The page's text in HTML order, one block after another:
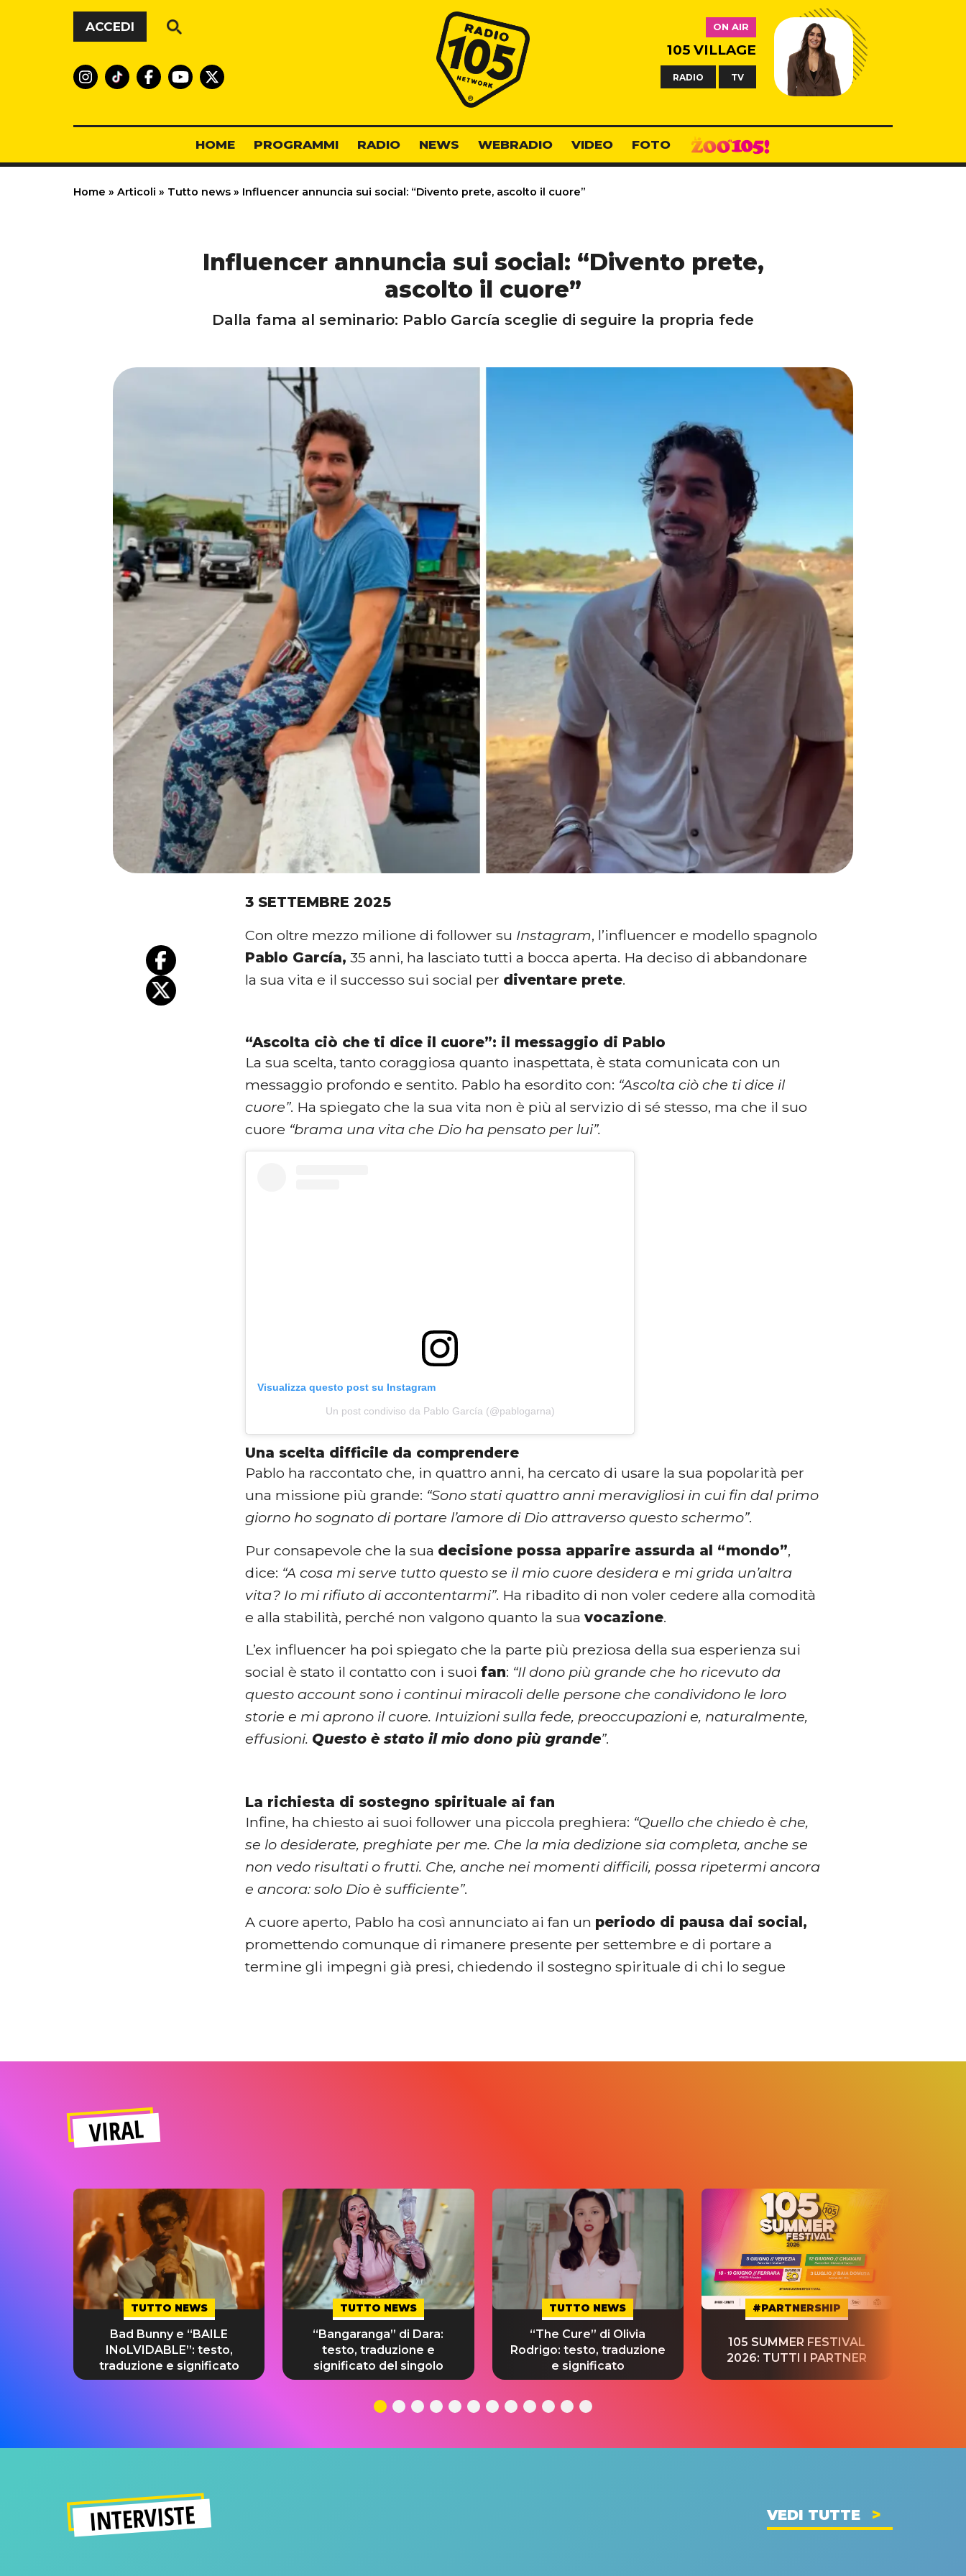
Vai al contenuto
ACCEDI
Radio 105
ON AIR
105 VILLAGE
RADIO TV
HOME PROGRAMMI RADIO NEWS WEBRADIO VIDEO FOTO
Home » Articoli » Tutto news » Influencer annuncia sui social: “Divento prete, ascolto il cuore”
Influencer annuncia sui social: “Divento prete,
ascolto il cuore”
Dalla fama al seminario: Pablo García sceglie di seguire la propria fede
3 SETTEMBRE 2025
Con oltre mezzo milione di follower su Instagram, l’influencer e modello spagnolo
Pablo García, 35 anni, ha lasciato tutti a bocca aperta. Ha deciso di abbandonare
la sua vita e il successo sui social per diventare prete.
“Ascolta ciò che ti dice il cuore”: il messaggio di Pablo
La sua scelta, tanto coraggiosa quanto inaspettata, è stata comunicata con un
messaggio profondo e sentito. Pablo ha esordito con: “Ascolta ciò che ti dice il
cuore”. Ha spiegato che la sua vita non è più al servizio di sé stesso, ma che il suo
cuore “brama una vita che Dio ha pensato per lui”.
Visualizza questo post su Instagram
Un post condiviso da Pablo García (@pablogarna)
Una scelta difficile da comprendere
Pablo ha raccontato che, in quattro anni, ha cercato di usare la sua popolarità per
una missione più grande: “Sono stati quattro anni meravigliosi in cui fin dal primo
giorno ho sognato di portare l’amore di Dio attraverso questo schermo”.
Pur consapevole che la sua decisione possa apparire assurda al “mondo”,
dice: “A cosa mi serve tutto questo se il mio cuore desidera e mi grida un’altra
vita? Io mi rifiuto di accontentarmi”. Ha ribadito di non voler cedere alla comodità
e alla stabilità, perché non valgono quanto la suavocazione.
L’ex influencer ha poi spiegato che la parte più preziosa della sua esperienza sui
social è stato il contatto con i suoifan: “Il dono più grande che ho ricevuto da
questo account sono i continui miracoli delle persone che condividono le loro
storie e mi aprono il cuore. Intuizioni sulla fede, preoccupazioni e, naturalmente,
effusioni. Questo è stato il mio dono più grande”.
La richiesta di sostegno spirituale ai fan
Infine, ha chiesto ai suoi follower una piccola preghiera: “Quello che chiedo è che,
se lo desiderate, preghiate per me. Che la mia dedizione sia completa, anche se
non vedo risultati o frutti. Che, anche nei momenti difficili, possa ripetermi ancora
e ancora: solo Dio è sufficiente”.
A cuore aperto, Pablo ha così annunciato ai fan un periodo di pausa dai social,
promettendo comunque di rimanere presente per settembre e di portare a
termine gli impegni già presi, chiedendo il sostegno spirituale di chi lo segue
VIRAL
TUTTO NEWS
Bad Bunny e “BAILE
INoLVIDABLE”: testo,
traduzione e significato
TUTTO NEWS
“Bangaranga” di Dara:
testo, traduzione e
significato del singolo
TUTTO NEWS
“The Cure” di Olivia
Rodrigo: testo, traduzione
e significato
#PARTNERSHIP
105 SUMMER FESTIVAL
2026: TUTTI I PARTNER
INTERVISTE VEDI TUTTE